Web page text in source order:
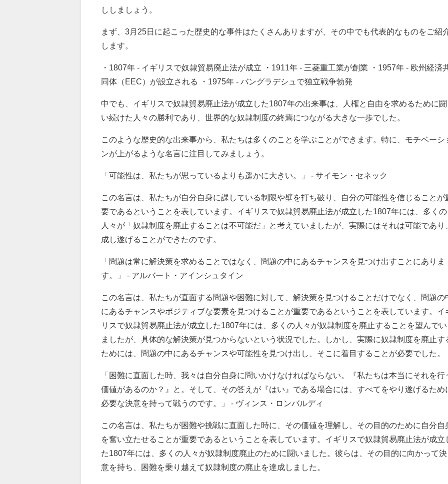
ししましょう。
まず、3月25日に起こった歴史的な事件はたくさんありますが、その中でも代表的なものをご紹
します。
・1807年 - イギリスで奴隷貿易廃止法が成立 ・1911年 - 三菱重工業が創業 ・1957年 - 欧州経済
同体（EEC）が設立される ・1975年 - バングラデシュで独立戦争勃発
中でも、イギリスで奴隷貿易廃止法が成立した1807年の出来事は、人権と自由を求めるために闘
い続けた人々の勝利であり、世界的な奴隷制度の終焉につながる大きな一歩でした。
このような歴史的な出来事から、私たちは多くのことを学ぶことができます。特に、モチベーシ
ンが上がるような名言に注目してみましょう。
「可能性は、私たちが思っているよりも遥かに大きい。」 - サイモン・セネック
この名言は、私たちが自分自身に課している制限や壁を打ち破り、自分の可能性を信じることが
要であるということを表しています。イギリスで奴隷貿易廃止法が成立した1807年には、多くの
人々が「奴隷制度を廃止することは不可能だ」と考えていましたが、実際にはそれは可能であり
成し遂げることができたのです。
「問題は常に解決策を求めることではなく、問題の中にあるチャンスを見つけ出すことにありま
す。」 - アルバート・アインシュタイン
この名言は、私たちが直面する問題や困難に対して、解決策を見つけることだけでなく、問題の
にあるチャンスやポジティブな要素を見つけることが重要であるということを表しています。イ
リスで奴隷貿易廃止法が成立した1807年には、多くの人々が奴隷制度を廃止することを望んでい
ましたが、具体的な解決策が見つからないという状況でした。しかし、実際に奴隷制度を廃止す
ためには、問題の中にあるチャンスや可能性を見つけ出し、そこに着目することが必要でした。
「困難に直面した時、我々は自分自身に問いかけなければならない。『私たちは本当にそれを行
価値があるのか？』と。そして、その答えが『はい』である場合には、すべてをやり遂げるため
必要な決意を持って戦うのです。」 - ヴィンス・ロンバルディ
この名言は、私たちが困難や挑戦に直面した時に、その価値を理解し、その目的のために自分自
を奮い立たせることが重要であるということを表しています。イギリスで奴隷貿易廃止法が成立
た1807年には、多くの人々が奴隷制度廃止のために闘いました。彼らは、その目的に向かって決
意を持ち、困難を乗り越えて奴隷制度の廃止を達成しました。